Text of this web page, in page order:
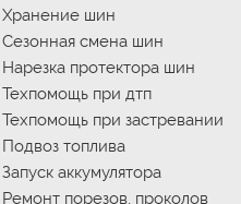
Хранение шин
Сезонная смена шин
Нарезка протектора шин
Техпомощь при дтп
Техпомощь при застревании
Подвоз топлива
Запуск аккумулятора
Ремонт порезов, проколов